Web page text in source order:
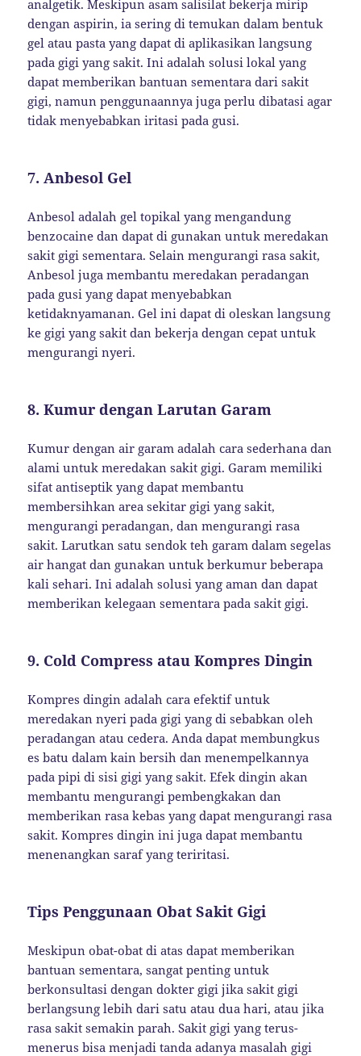
analgetik. Meskipun asam salisilat bekerja mirip
dengan aspirin, ia sering di temukan dalam bentuk
gel atau pasta yang dapat di aplikasikan langsung
pada gigi yang sakit. Ini adalah solusi lokal yang
dapat memberikan bantuan sementara dari sakit
gigi, namun penggunaannya juga perlu dibatasi agar
tidak menyebabkan iritasi pada gusi.
7.Anbesol Gel
Anbesol adalah gel topikal yang mengandung
benzocaine dan dapat di gunakan untuk meredakan
sakit gigi sementara. Selain mengurangi rasa sakit,
Anbesol juga membantu meredakan peradangan
pada gusi yang dapat menyebabkan
ketidaknyamanan. Gel ini dapat di oleskan langsung
ke gigi yang sakit dan bekerja dengan cepat untuk
mengurangi nyeri.
8.Kumur dengan Larutan Garam
Kumur dengan air garam adalah cara sederhana dan
alami untuk meredakan sakit gigi. Garam memiliki
sifat antiseptik yang dapat membantu
membersihkan area sekitar gigi yang sakit,
mengurangi peradangan, dan mengurangi rasa
sakit. Larutkan satu sendok teh garam dalam segelas
air hangat dan gunakan untuk berkumur beberapa
kali sehari. Ini adalah solusi yang aman dan dapat
memberikan kelegaan sementara pada sakit gigi.
9. Cold Compress atau Kompres Dingin
Kompres dingin adalah cara efektif untuk
meredakan nyeri pada gigi yang di sebabkan oleh
peradangan atau cedera. Anda dapat membungkus
es batu dalam kain bersih dan menempelkannya
pada pipi di sisi gigi yang sakit. Efek dingin akan
membantu mengurangi pembengkakan dan
memberikan rasa kebas yang dapat mengurangi rasa
sakit. Kompres dingin ini juga dapat membantu
menenangkan saraf yang teriritasi.
Tips Penggunaan Obat Sakit Gigi
Meskipun obat-obat di atas dapat memberikan
bantuan sementara, sangat penting untuk
berkonsultasi dengan dokter gigi jika sakit gigi
berlangsung lebih dari satu atau dua hari, atau jika
rasa sakit semakin parah. Sakit gigi yang terus-
menerus bisa menjadi tanda adanya masalah gigi